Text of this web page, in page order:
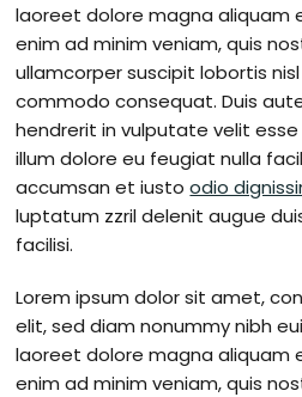
laoreet dolore magna aliquam
enim ad minim veniam, quis
ullamcorper suscipit lobortis
commodo consequat. Duis
hendrerit in vulputate velit
illum dolore eu feugiat nulla
accumsan et iustoodio
luptatum zzril delenit augue
facilisi.
Lorem ipsum dolor sit amet,
elit, sed diam nonummy nibh
laoreet dolore magna aliquam
enim ad minim veniam, quis